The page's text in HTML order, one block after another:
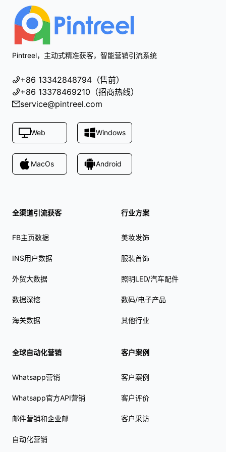
Pintreel，主动式精准获客，智能营销引流系统
+86 13342848794（售前）
+86 13378469210（招商热线）
service@pintreel.com
Web Windows
MacOs Android
全渠道引流获客
FB主页数据
INS用户数据
外贸大数据
数据深挖
海关数据
全球自动化营销
Whatsapp营销
Whatsapp官方API营销
邮件营销和企业邮
自动化营销
行业方案
美妆发饰
服装首饰
照明LED/汽车配件
数码/电子产品
其他行业
客户案例
客户案例
客户评价
客户采访